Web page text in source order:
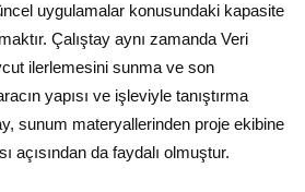
uygulamalar konusundaki kapasite
Çalıştay aynı zamanda Veri
ilerlemesini sunma ve son
yapısı ve işleviyle tanıştırma
sunum materyallerinden proje ekibine
açısından da faydalı olmuştur.